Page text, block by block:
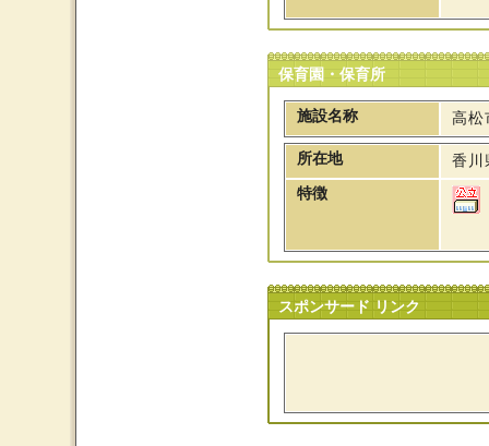
保育園・保育所
施設名称 高
所在地
香川
特徴
スポンサード リンク